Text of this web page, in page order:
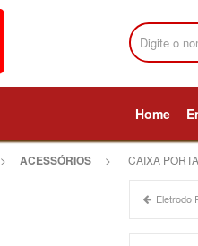
Home
> ACESSÓRIOS > CAIXA
Eletrodo